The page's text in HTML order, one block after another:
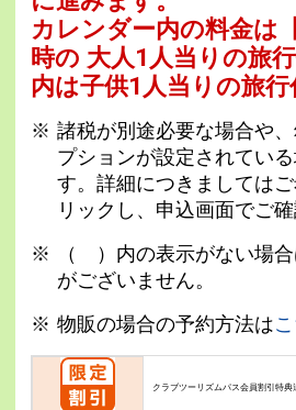
カレンダー内の料金は
時の 大人1人当りの旅行
内は子供1人当りの旅行
諸税が別途必要な場合や
プションが設定されてい
す。詳細につきましては
リックし、申込画面でご確
（ ）内の表示がない場
がございません。
物販の場合の予約方法は
クラブツーリズムパス会員割引特典